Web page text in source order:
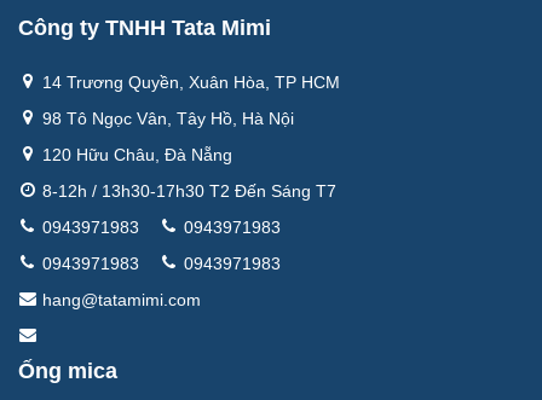
Công ty TNHH Tata Mimi
14 Trương Quyền, Xuân Hòa, TP HCM
98 Tô Ngọc Vân, Tây Hồ, Hà Nội
120 Hữu Châu, Đà Nẵng
8-12h / 13h30-17h30 T2 Đến Sáng T7
0943971983
0943971983
0943971983
0943971983
hang@tatamimi.com
Ống mica